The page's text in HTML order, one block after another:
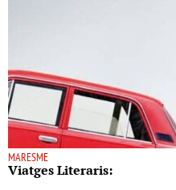
MARESME
Viatges Literaris: